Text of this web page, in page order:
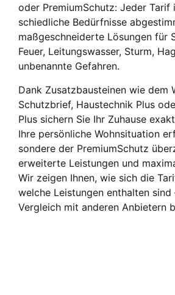
oder Pre­mi­um­Schutz: Jeder
schied­li­che Bedürf­nis­se
maß­ge­schnei­der­te Lösun­gen für
Feu­er, Lei­tungs­was­ser, Sturm,
unbe­nann­te Gefah­ren.
Dank Zusatz­bau­stei­nen wie dem
Schutz­brief, Haus­tech­nik Plus
Plus sichern Sie Ihr Zuhau­se
Ihre per­sön­li­che Wohn­si­tua­ti­on
son­de­re der Pre­mi­um­Schutz
erwei­ter­te Leis­tun­gen und
Wir zei­gen Ihnen, wie sich die
wel­che Leis­tun­gen ent­hal­ten sind
Ver­gleich mit ande­ren Anbie­tern